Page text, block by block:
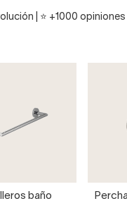
| ⭐ +1000
baño